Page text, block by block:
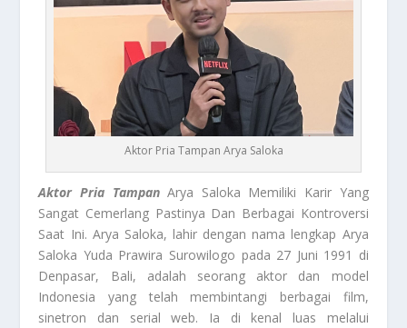
Aktor Pria Tampan Arya Saloka
Aktor Pria TampanArya Saloka Memiliki Karir Yang
Sangat Cemerlang Pastinya Dan Berbagai Kontroversi
Saat Ini. Arya Saloka, lahir dengan nama lengkap Arya
Saloka Yuda Prawira Surowilogo pada 27 Juni 1991 di
Denpasar, Bali, adalah seorang aktor dan model
Indonesia yang telah membintangi berbagai film,
sinetron dan serial web. Ia di kenal luas melalui